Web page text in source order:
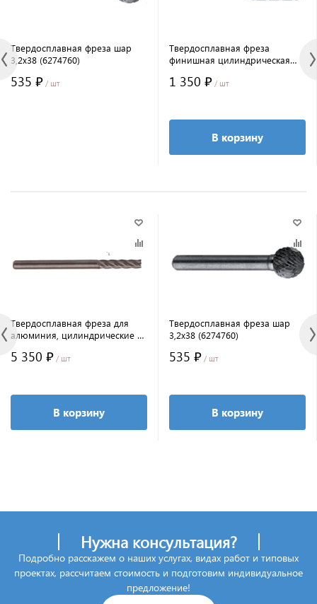
Твердосплавная фреза шар
3,2x38 (6274760)
535 ₽ / шт
Твердосплавная фреза
финишная цилиндрическая
1 350 ₽ / шт
В корзину
Твердосплавная фреза для
алюминия, цилиндрические с
5 350 ₽ / шт
В корзину
Твердосплавная фреза шар
3,2x38 (6274760)
535 ₽ / шт
В корзину
Нужна консультация?
Подробно расскажем о наших услугах, видах работ и типовых
проектах, рассчитаем стоимость и подготовим индивидуальное
предложение!